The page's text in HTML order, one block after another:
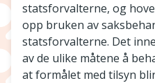
statsforvalterne, og
opp bruken av
statsforvalterne. Det
av de ulike måtene å
at formålet med tilsyn